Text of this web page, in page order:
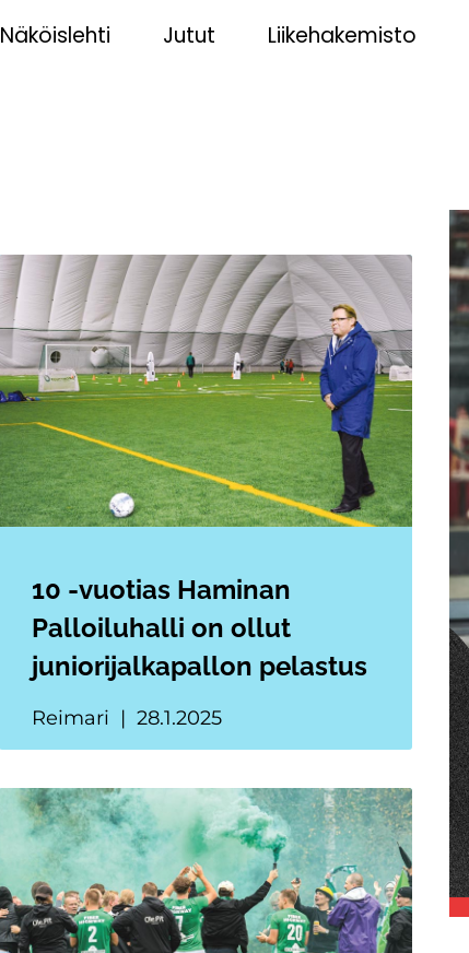
Näköislehti Jutut Liikehakemisto
10 -vuotias Haminan
Palloiluhalli on ollut
juniorijalkapallon pelastus
Reimari 28.1.2025